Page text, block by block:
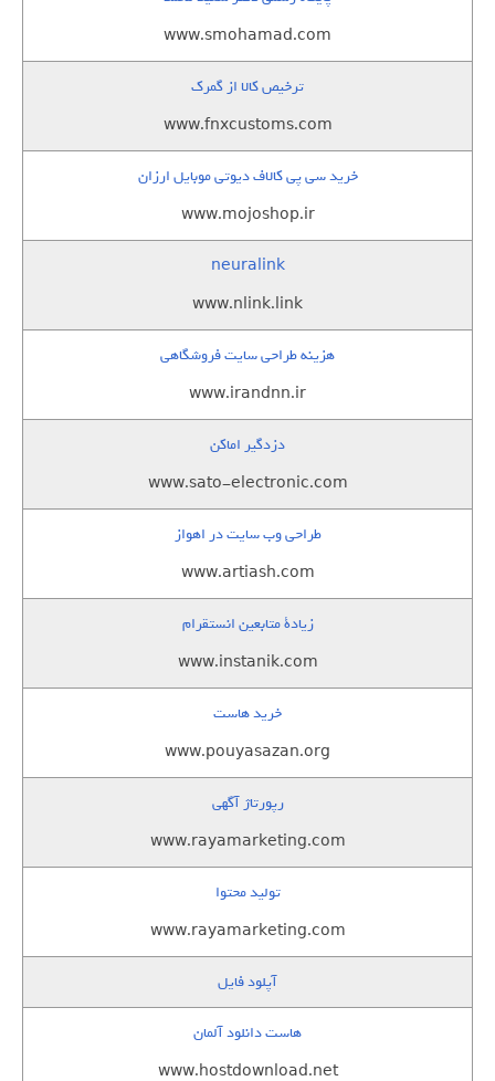
www.smohamad.com
ترخیص کالا از گمرک
www.fnxcustoms.com
خرید سی پی کالاف دیوتی موبایل ارزان
www.mojoshop.ir
neuralink
www.nlink.link
هزینه طراحی سایت فروشگاهی
www.irandnn.ir
دزدگیر اماکن
www.sato-electronic.com
طراحی وب سایت در اهواز
www.artiash.com
زيادة متابعين انستقرام
www.instanik.com
خرید هاست
www.pouyasazan.org
رپورتاژ آگهی
www.rayamarketing.com
تولید محتوا
www.rayamarketing.com
آپلود فایل
هاست دانلود آلمان
www.hostdownload.net